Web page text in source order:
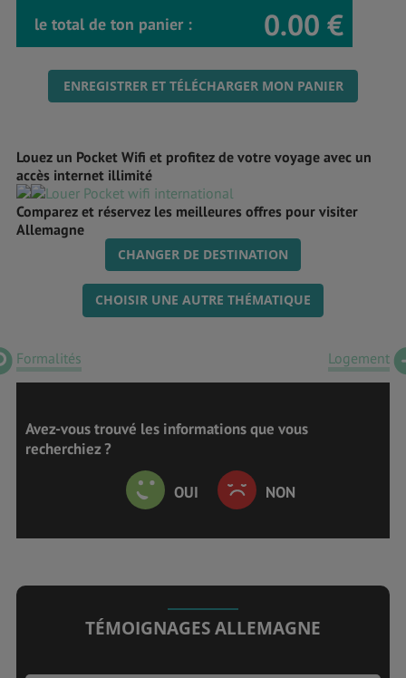
le total de ton panier : 0.00 €
ENREGISTRER ET TÉLÉCHARGER MON PANIER
Louez un Pocket Wifi et profitez de votre voyage avec un
accès internet illimité
Comparez et réservez les meilleures offres pour visiter
Allemagne
CHANGER DE DESTINATION
CHOISIR UNE AUTRE THÉMATIQUE
Formalités Logement
Avez-vous trouvé les informations que vous
recherchiez ?
OUI NON
TÉMOIGNAGES ALLEMAGNE